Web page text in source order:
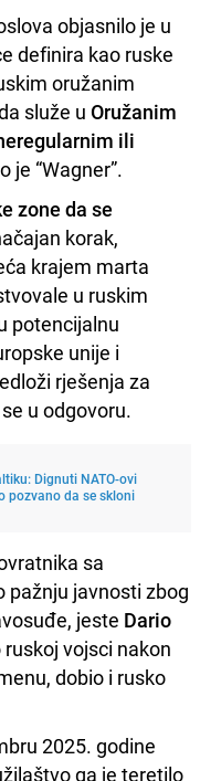
objasnilo je u
definira kao ruske
oružanim
služe u Oružanim
ili
je “Wagner”.
zone da se
korak,
krajem marta
u ruskim
potencijalnu
unije i
rješenja za
u odgovoru.
Dignuti NATO-ovi
pozvano da se skloni
sa
pažnju javnosti zbog
jeste Dario
ruskoj vojsci nakon
dobio i rusko
2025. godine
ga je teretilo